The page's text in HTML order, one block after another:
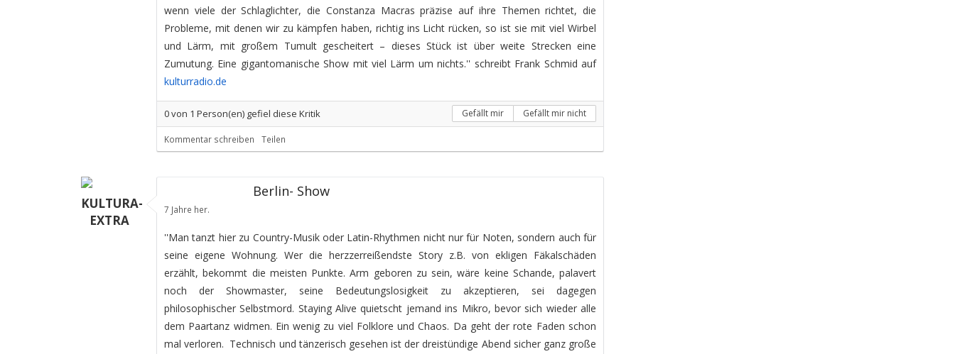
wenn viele der Schlaglichter, die Constanza Macras präzise auf ihre Themen richtet, die
Probleme, mit denen wir zu kämpfen haben, richtig ins Licht rücken, so ist sie mit viel Wirbel
und Lärm, mit großem Tumult gescheitert – dieses Stück ist über weite Strecken eine
Zumutung. Eine gigantomanische Show mit viel Lärm um nichts.'' schreibt Frank Schmid auf
kulturradio.de
0von 1 Person(en) gefiel diese Kritik Gefällt mir Gefällt mir nicht
Kommentar schreiben Teilen
KULTURA-
EXTRA
Berlin- Show
7 Jahre her.
''Man tanzt hier zu Country-Musik oder Latin-Rhythmen nicht nur für Noten, sondern auch für
seine eigene Wohnung. Wer die herzzerreißendste Story z.B. von ekligen Fäkalschäden
erzählt, bekommt die meisten Punkte. Arm geboren zu sein, wäre keine Schande, palavert
noch der Showmaster, seine Bedeutungslosigkeit zu akzeptieren, sei dagegen
philosophischer Selbstmord. Staying Alive quietscht jemand ins Mikro, bevor sich wieder alle
dem Paartanz widmen. Ein wenig zu viel Folklore und Chaos. Da geht der rote Faden schon
mal verloren. Technisch und tänzerisch gesehen ist der dreistündige Abend sicher ganz große